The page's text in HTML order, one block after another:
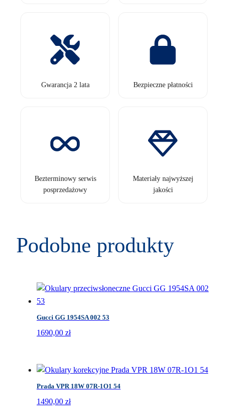
Gwarancja 2 lata Bezpieczne płatności
Bezterminowy serwis
posprzedażowy
Materiały najwyższej
jakości
Podobne produkty
Gucci GG 1954SA 002 53
1690,00 zł
Prada VPR 18W 07R-1O1 54
1490,00 zł